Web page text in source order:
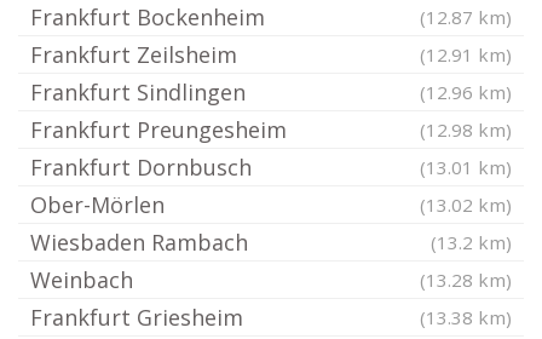
Frankfurt Bockenheim (12.87 km)
Frankfurt Zeilsheim (12.91 km)
Frankfurt Sindlingen (12.96 km)
Frankfurt Preungesheim (12.98 km)
Frankfurt Dornbusch (13.01 km)
Ober-Mörlen (13.02 km)
Wiesbaden Rambach (13.2 km)
Weinbach (13.28 km)
Frankfurt Griesheim (13.38 km)